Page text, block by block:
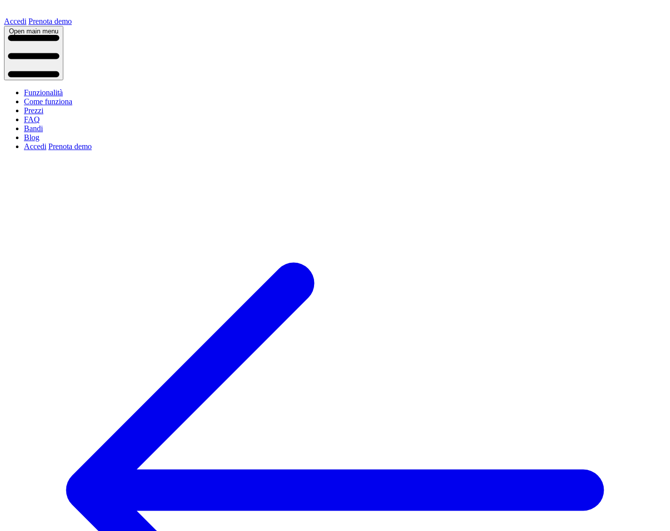
Accedi Prenota demo
Open main menu
Funzionalità
Come funziona
Prezzi
FAQ
Bandi
Blog
Accedi Prenota demo